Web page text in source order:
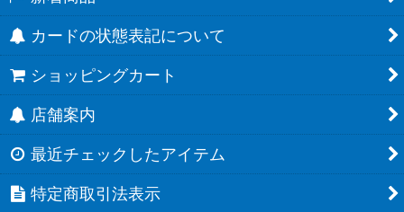
カードの状態表記について
ショッピングカート
店舗案内
最近チェックしたアイテム
特定商取引法表示